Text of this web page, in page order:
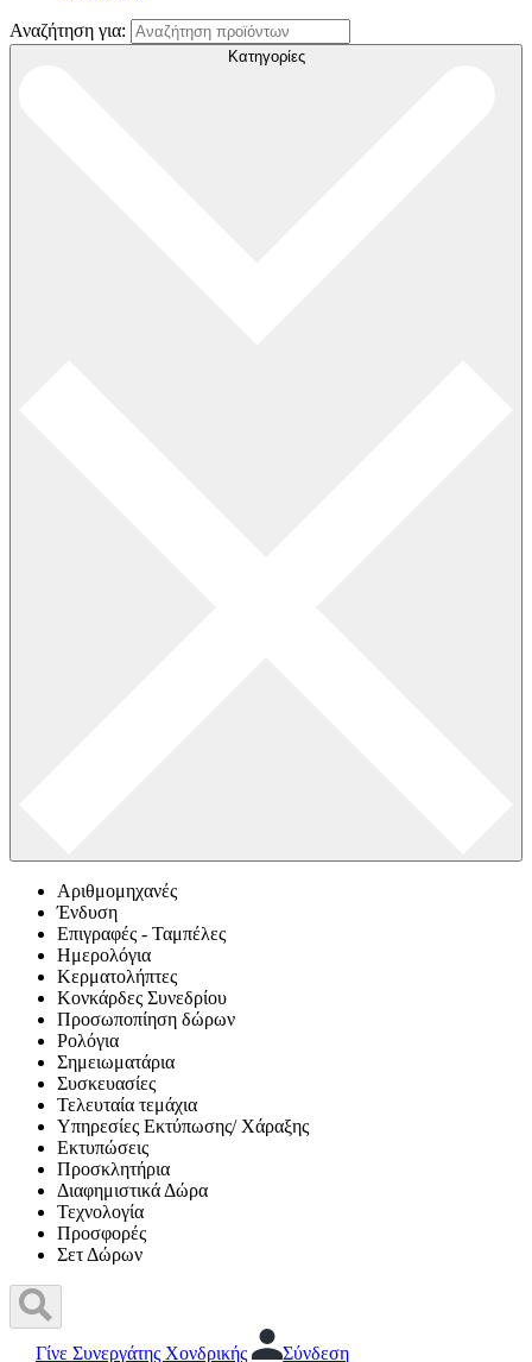
Αναζήτηση για:
Κατηγορίες
Αριθμομηχανές
Ένδυση
Επιγραφές - Ταμπέλες
Ημερολόγια
Κερματολήπτες
Κονκάρδες Συνεδρίου
Προσωποπίηση δώρων
Ρολόγια
Σημειωματάρια
Συσκευασίες
Τελευταία τεμάχια
Υπηρεσίες Εκτύπωσης/ Χάραξης
Εκτυπώσεις
Προσκλητήρια
Διαφημιστικά Δώρα
Τεχνολογία
Προσφορές
Σετ Δώρων
Γίνε Συνεργάτης Χονδρικής Σύνδεση